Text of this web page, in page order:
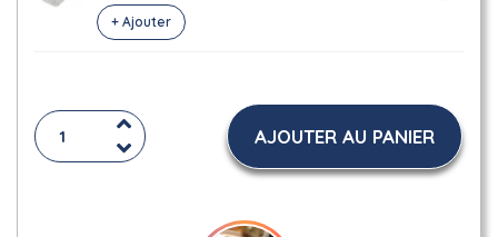
+ Ajouter
AJOUTER AU PANIER